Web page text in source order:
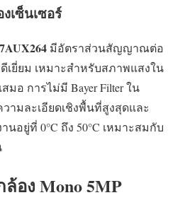
เซ็นเซอร์
มีอัตราส่วนสัญญาณต่อ
ยี่ยม เหมาะสำหรับสภาพแสงใน
มอ การไม่มี Bayer Filter ใน
วามละเอียดเชิงพื้นที่สูงสุดและ
อยู่ที่ 0°C ถึง 50°C เหมาะสมกับ
อง Mono 5MP